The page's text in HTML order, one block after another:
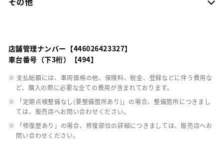
店舗管理ナンバー【446026423327】
車台番号（下3桁）【494】
※ 支払総額には、車両価格の他、保険料、税金、登録などに伴う費用な
ど、購入の際に必要な全ての費用が含まれております。
※ 「定期点検整備なし(要整備箇所あり)」の場合、整備箇所につきまし
ては、販売店へお問い合わせください。
※ 「修復歴あり」の場合、修復部位の詳細につきましては、販売店へお
問い合わせください。